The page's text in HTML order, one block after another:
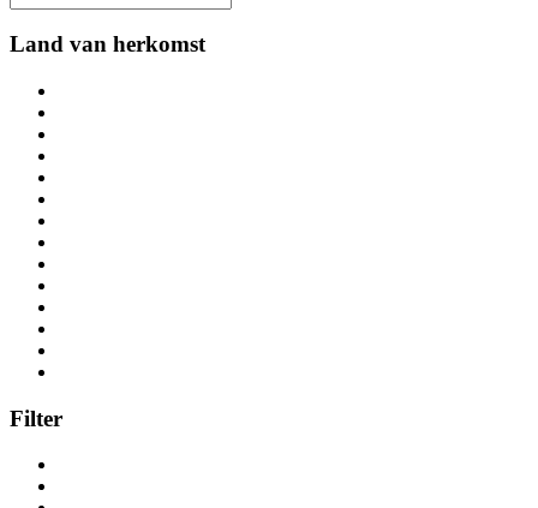
Land van herkomst
Filter